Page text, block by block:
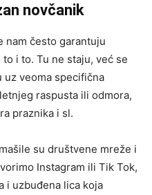
novčanik
nam često garantuju
i to. Tu ne staju, već se
veoma specifična
raspusta ili odmora,
praznika i sl.
su društvene mreže i
Instagram ili Tik Tok,
i uzbuđena lica koja